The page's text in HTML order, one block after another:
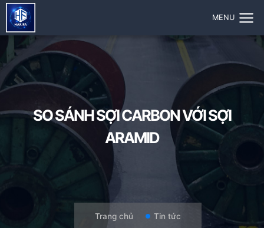
MENU
SO SÁNH SỢI CARBON VỚI SỢI
ARAMID
Trang chủ Tin tức